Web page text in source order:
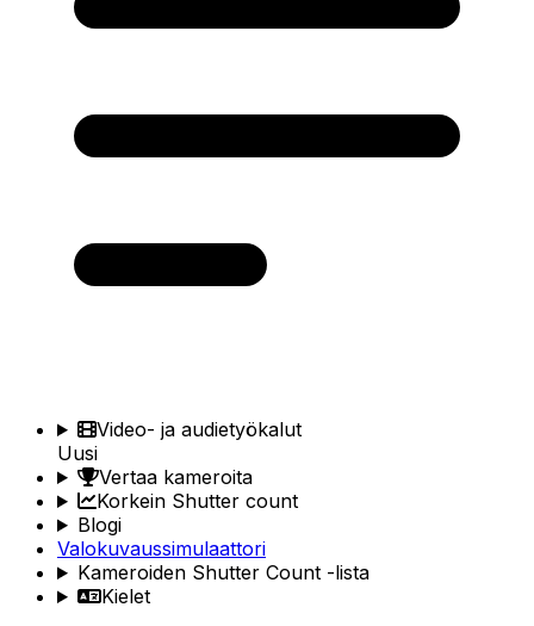
Video- ja audietyökalut
Uusi
Vertaa kameroita
Korkein Shutter count
Blogi
Valokuvaussimulaattori
Kameroiden Shutter Count -lista
Kielet